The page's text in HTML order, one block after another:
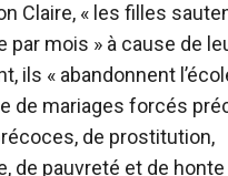
Claire, « les filles
par mois » à cause de
ils « abandonnent
de mariages forcés
de prostitution,
de pauvreté et de honte